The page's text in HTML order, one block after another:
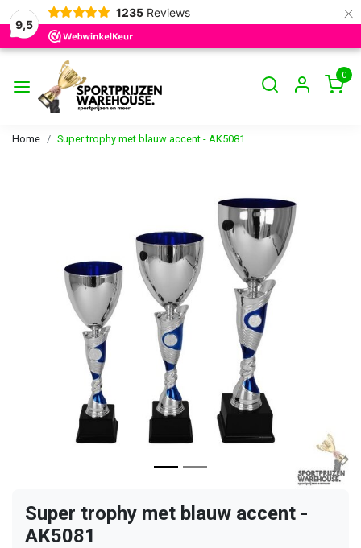
9,5
1235 Reviews ×
0
Home Super trophy met blauw accent - AK5081
Super trophy met blauw accent -
AK5081